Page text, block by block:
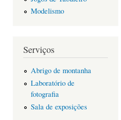
Modelismo
Serviços
Abrigo de montanha
Laboratório de
fotografia
Sala de exposições